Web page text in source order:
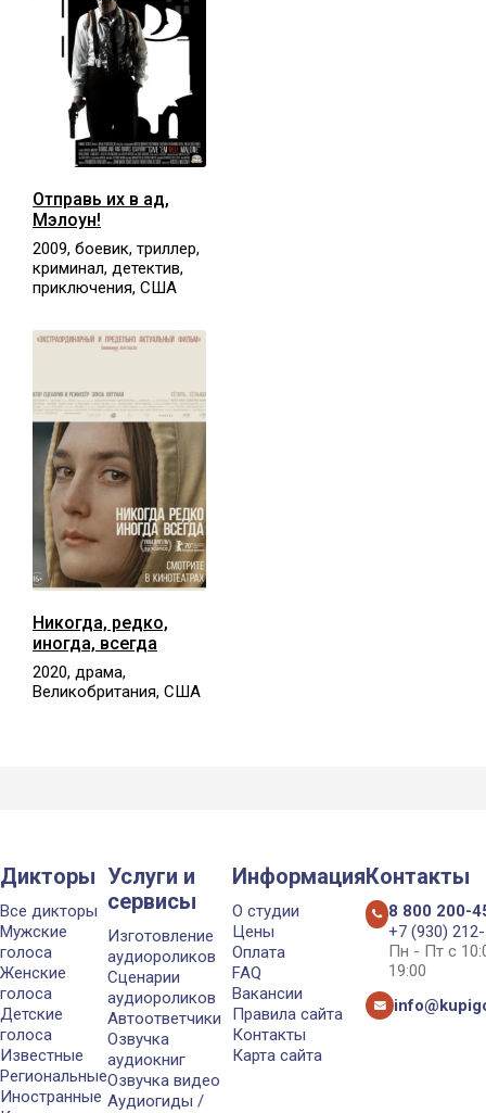
Отправь их в ад,
Мэлоун!
2009, боевик, триллер,
криминал, детектив,
приключения, США
Никогда, редко,
иногда, всегда
2020, драма,
Великобритания, США
Дикторы
Все дикторы
Мужские
голоса
Женские
голоса
Детские
голоса
Известные
Региональные
Иностранные
Услуги и
сервисы
Изготовление
аудиороликов
Сценарии
аудиороликов
Автоответчики
Озвучка
аудиокниг
Озвучка видео
Аудиогиды /
Информация
О студии
Цены
Оплата
FAQ
Вакансии
Правила сайта
Контакты
Карта сайта
Контакты
8 800 200-
+7 (930)
Пн - Пт с
19:00